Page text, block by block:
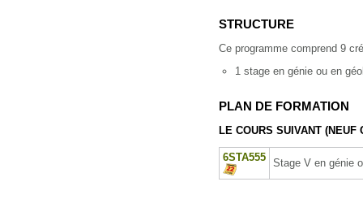
STRUCTURE
Ce programme comprend 9
1 stage en génie ou en
PLAN DE FORMATION
LE COURS SUIVANT (NEUF
6STA555 Stage V en génie